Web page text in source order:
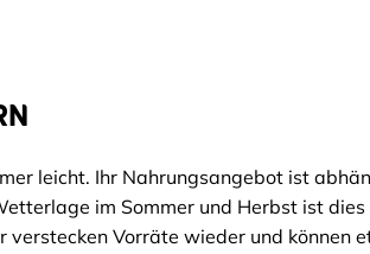
leicht. Ihr Nahrungsangebot ist
im Sommer und Herbst ist
verstecken Vorräte wieder und können